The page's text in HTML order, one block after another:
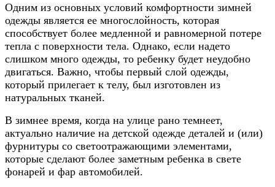
Одним из основных условий комфортности зимней
одежды является ее многослойность, которая
способствует более медленной и равномерной потере
тепла с поверхности тела. Однако, если надето
слишком много одежды, то ребенку будет неудобно
двигаться. Важно, чтобы первый слой одежды,
который прилегает к телу, был изготовлен из
натуральных тканей.
В зимнее время, когда на улице рано темнеет,
актуально наличие на детской одежде деталей и (или)
фурнитуры со светоотражающими элементами,
которые сделают более заметным ребенка в свете
фонарей и фар автомобилей.